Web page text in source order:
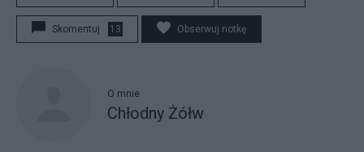
Skomentuj 13 Obserwuj notkę
O mnie
Chłodny Żółw